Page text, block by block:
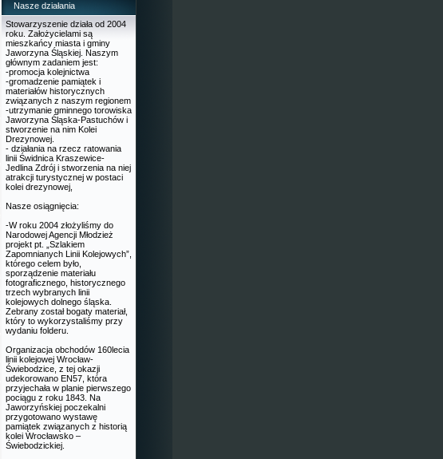
Nasze działania
Stowarzyszenie działa od 2004
roku. Założycielami są
mieszkańcy miasta i gminy
Jaworzyna Śląskiej. Naszym
głównym zadaniem jest:
-promocja kolejnictwa
-gromadzenie pamiątek i
materiałów historycznych
związanych z naszym regionem
-utrzymanie gminnego torowiska
Jaworzyna Śląska-Pastuchów i
stworzenie na nim Kolei
Drezynowej.
- działania na rzecz ratowania
linii Świdnica Kraszewice-
Jedlina Zdrój i stworzenia na niej
atrakcji turystycznej w postaci
kolei drezynowej,
Nasze osiągnięcia:
-W roku 2004 złożyliśmy do
Narodowej Agencji Młodzież
projekt pt. „Szlakiem
Zapomnianych Linii Kolejowych”,
którego celem było,
sporządzenie materiału
fotograficznego, historycznego
trzech wybranych linii
kolejowych dolnego śląska.
Zebrany został bogaty materiał,
który to wykorzystaliśmy przy
wydaniu folderu.
Organizacja obchodów 160lecia
linii kolejowej Wrocław-
Świebodzice, z tej okazji
udekorowano EN57, która
przyjechała w planie pierwszego
pociągu z roku 1843. Na
Jaworzyńskiej poczekalni
przygotowano wystawę
pamiątek związanych z historią
kolei Wrocławsko –
Świebodzickiej.